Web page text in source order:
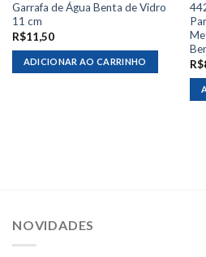
Garrafa de Água Benta de Vidro
11 cm
R$11,50
ADICIONAR AO CARRINHO
R$
NOVIDADES